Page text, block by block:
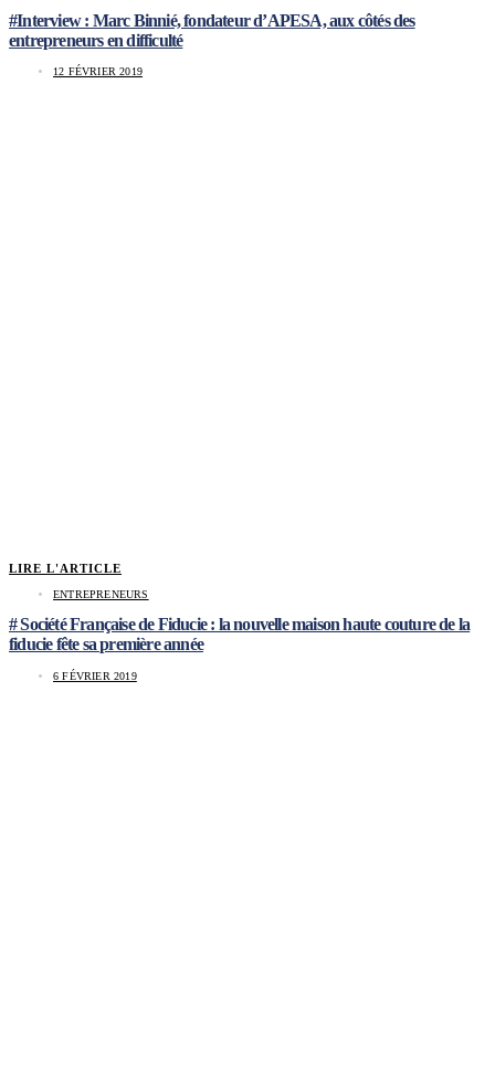
#Interview : Marc Binnié, fondateur d’APESA, aux côtés des
entrepreneurs en difficulté
12 FÉVRIER 2019
LIRE L'ARTICLE
ENTREPRENEURS
# Société Française de Fiducie : la nouvelle maison haute couture de la
fiducie fête sa première année
6 FÉVRIER 2019